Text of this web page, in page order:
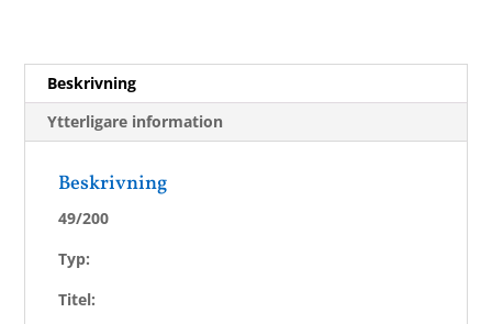
Beskrivning
Ytterligare information
Beskrivning
49/200
Typ:
Titel: